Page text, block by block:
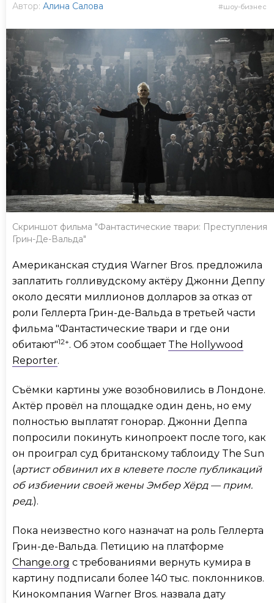
Автор: Алина Салова
шоу-бизнес
Скриншот фильма "Фантастические твари: Преступления
Грин-Де-Вальда"
Американская студия Warner Bros. предложила
заплатить голливудскому актёру Джонни Деппу
около десяти миллионов долларов за отказ от
роли Геллерта Грин-де-Вальда в третьей части
фильма "Фантастические твари и где они
обитают"12+. Об этом сообщает The Hollywood
Reporter.
Съёмки картины уже возобновились в Лондоне.
Актёр провёл на площадке один день, но ему
полностью выплатят гонорар. Джонни Деппа
попросили покинуть кинопроект после того, как
он проиграл суд британскому таблоиду The Sun
(артист обвинил их в клевете после публикаций
об избиении своей жены Эмбер Хёрд — прим.
ред.).
Пока неизвестно кого назначат на роль Геллерта
Грин-де-Вальда. Петицию на платформе
Change.org с требованиями вернуть кумира в
картину подписали более 140 тыс. поклонников.
Кинокомпания Warner Bros. назвала дату